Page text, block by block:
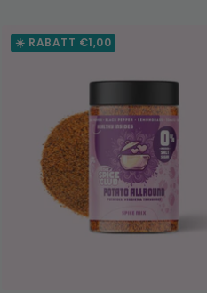
☀️ RABATT €1,00